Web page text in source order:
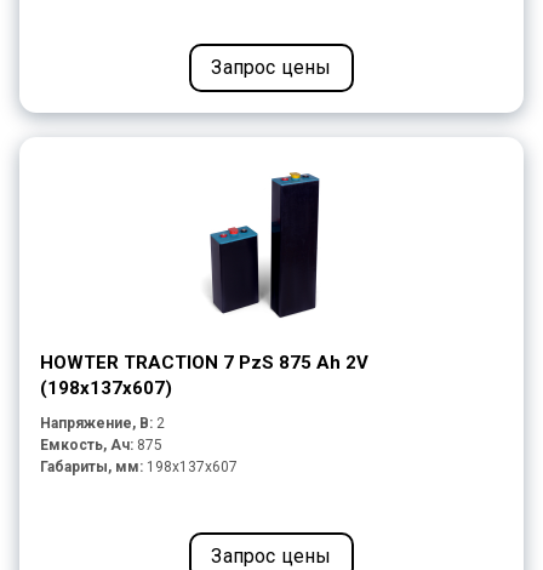
Запрос цены
HOWTER TRACTION 7 PzS 875 Ah 2V
(198x137x607)
Напряжение, В: 2
Емкость, Ач: 875
Габариты, мм: 198x137x607
Запрос цены